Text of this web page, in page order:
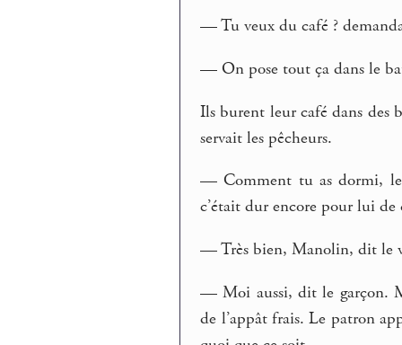
— Tu veux du café ?
— On pose tout ça dans le
Ils burent leur café dans des
servait les pêcheurs.
— Comment tu as dormi, le
c’était dur encore pour lui
— Très bien, Manolin, dit le
— Moi aussi, dit le garçon.
de l’appât frais. Le patron